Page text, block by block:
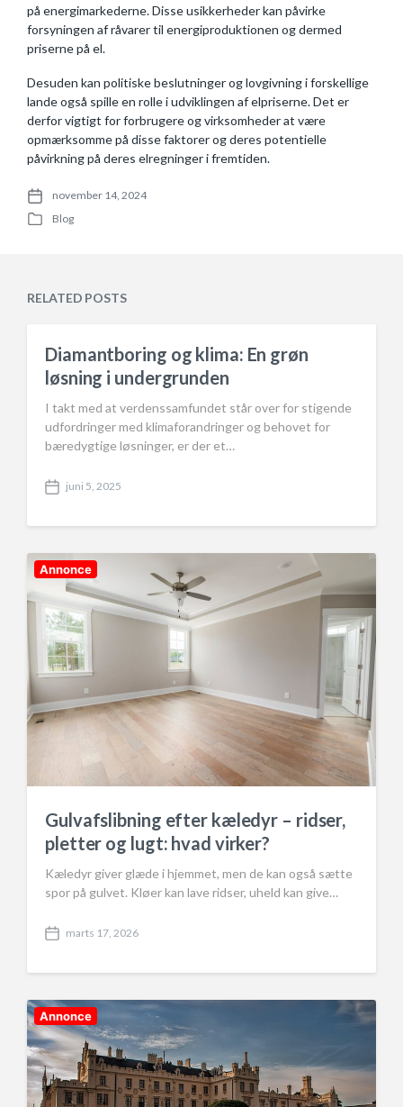
på energimarkederne. Disse usikkerheder kan påvirke
forsyningen af råvarer til energiproduktionen og dermed
priserne på el.
Desuden kan politiske beslutninger og lovgivning i forskellige
lande også spille en rolle i udviklingen af elpriserne. Det er
derfor vigtigt for forbrugere og virksomheder at være
opmærksomme på disse faktorer og deres potentielle
påvirkning på deres elregninger i fremtiden.
P
t
november 14, 2024
P
d
Blog
RELATED POSTS
Diamantboring og klima: En grøn
løsning i undergrunden
I takt med at verdenssamfundet står over for stigende
udfordringer med klimaforandringer og behovet for
bæredygtige løsninger, er der et…
P
s
d
a
e
juni 5, 2025
Annonce
Gulvafslibning efter kæledyr – ridser,
pletter og lugt: hvad virker?
Kæledyr giver glæde i hjemmet, men de kan også sætte
spor på gulvet. Kløer kan lave ridser, uheld kan give…
P
s
d
a
t
e
marts 17, 2026
Annonce